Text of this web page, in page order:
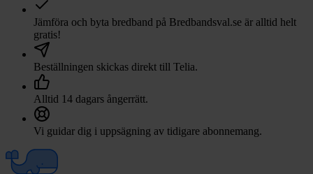
Jämföra och byta bredband på Bredbandsval.se är alltid helt
gratis!
Beställningen skickas direkt till Telia.
Alltid 14 dagars ångerrätt.
Vi guidar dig i uppsägning av tidigare abonnemang.